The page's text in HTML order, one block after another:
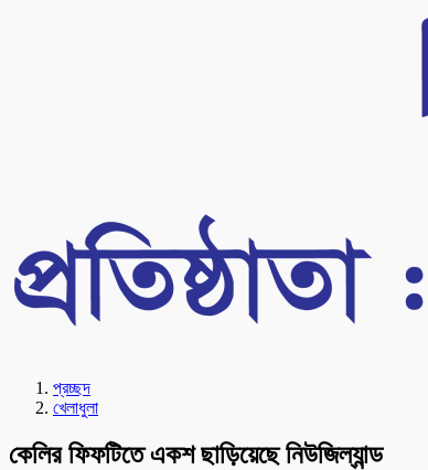
প্রচ্ছদ
খেলাধুলা
কেলির ফিফটিতে একশ ছাড়িয়েছে নিউজিল্যান্ড